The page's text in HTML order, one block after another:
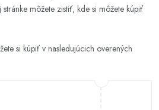
môžete zistiť, kde si môžete kúpiť
si kúpiť v nasledujúcich overených